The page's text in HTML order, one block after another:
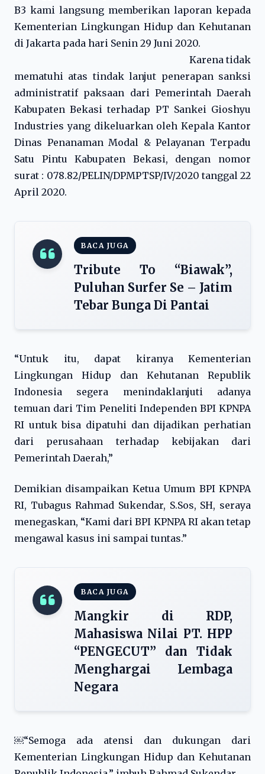
B3 kami langsung memberikan laporan kepada
Kementerian Lingkungan Hidup dan Kehutanan
di Jakarta pada hari Senin 29 Juni 2020.
Karena tidak
mematuhi atas tindak lanjut penerapan sanksi
administratif paksaan dari Pemerintah Daerah
Kabupaten Bekasi terhadap PT Sankei Gioshyu
Industries yang dikeluarkan oleh Kepala Kantor
Dinas Penanaman Modal & Pelayanan Terpadu
Satu Pintu Kabupaten Bekasi, dengan nomor
surat : 078.82/PELIN/DPMPTSP/IV/2020 tanggal 22
April 2020.
BACA JUGA
Tribute To “Biawak”,
Puluhan Surfer Se – Jatim
Tebar Bunga Di Pantai
“Untuk itu, dapat kiranya Kementerian
Lingkungan Hidup dan Kehutanan Republik
Indonesia segera menindaklanjuti adanya
temuan dari Tim Peneliti Independen BPI KPNPA
RI untuk bisa dipatuhi dan dijadikan perhatian
dari perusahaan terhadap kebijakan dari
Pemerintah Daerah,”
Demikian disampaikan Ketua Umum BPI KPNPA
RI, Tubagus Rahmad Sukendar, S.Sos, SH, seraya
menegaskan, “Kami dari BPI KPNPA RI akan tetap
mengawal kasus ini sampai tuntas.”
BACA JUGA
Mangkir di RDP,
Mahasiswa Nilai PT. HPP
“PENGECUT” dan Tidak
Menghargai Lembaga
Negara
￼“Semoga ada atensi dan dukungan dari
Kementerian Lingkungan Hidup dan Kehutanan